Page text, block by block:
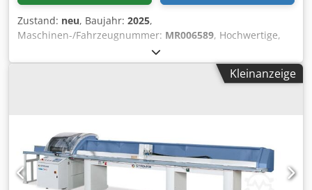
Zustand: neu, Baujahr: 2025,
Maschinen-/Fahrzeugnummer: MR006589, Hochwertige,
schnelle Kappsäge mit automatischem Vorschubsystem
und Optimierungssoftware. Diese Maschine ist mit einer
Funktion ausgestattet, bei der Materialfehler mittels
Pneumatischer Andrückzylinder links von der Säge - 'OPTI'-
Paket mit Materiallängenerkennung und zusätzlichen
Optimierungskriterien - 'OPTI PLUS'-Paket mit Fotozellen-
Erkennung von Materialfehlern - Maschine mit
Kleinanzeige